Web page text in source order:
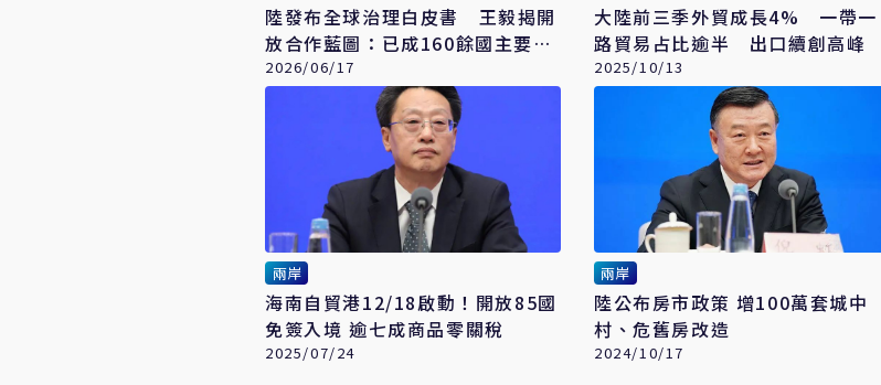
陸發布全球治理白皮書 王毅揭開
放合作藍圖：已成160餘國主要交
易夥伴
2026/06/17
大陸前三季外貿成長4% 一帶一
路貿易占比逾半 出口續創高峰
2025/10/13
兩岸
海南自貿港12/18啟動！開放85國
免簽入境 逾七成商品零關稅
2025/07/24
兩岸
陸公布房市政策 增100萬套城中
村、危舊房改造
2024/10/17